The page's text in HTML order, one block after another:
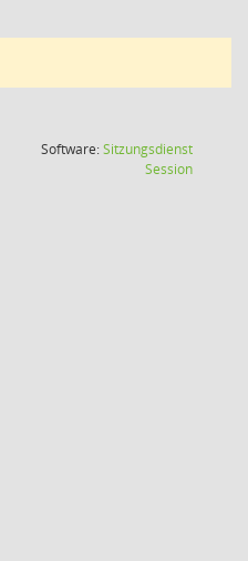
Software:Sitzungsdienst
Session(Wird in